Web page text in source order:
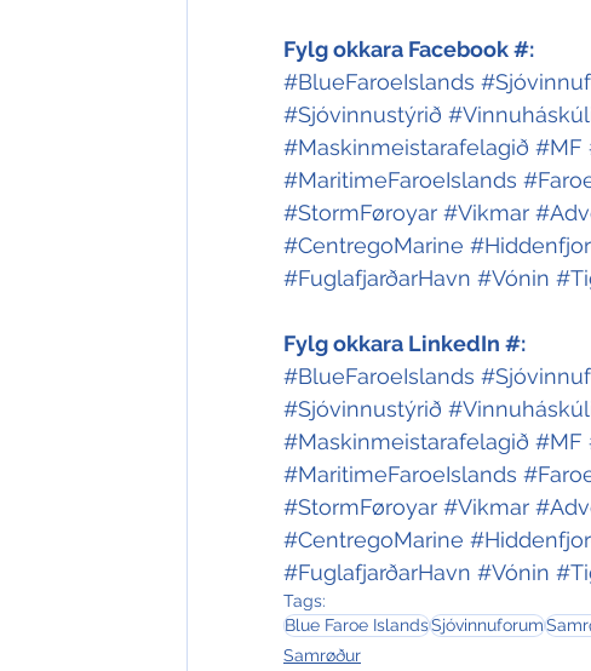
Fylg okkara Facebook #:
#BlueFaroeIslands
#Sjóvinnustýrið
#Maskinmeistarafelagið #MF
#MaritimeFaroeIslands
#StormFøroyar #Vikmar
#CentregoMarine
#FuglafjarðarHavn #Vónin
Fylg okkara LinkedIn #:
#BlueFaroeIslands
#Sjóvinnustýrið
#Maskinmeistarafelagið #MF
#MaritimeFaroeIslands
#StormFøroyar #Vikmar
#CentregoMarine
#FuglafjarðarHavn #Vónin
Tags:
Blue Faroe IslandsSjóvinnuforum
Samrøður